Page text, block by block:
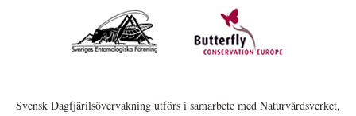
Svensk Dagfjärilsövervakning utförs i samarbete med Naturvårdsverket,